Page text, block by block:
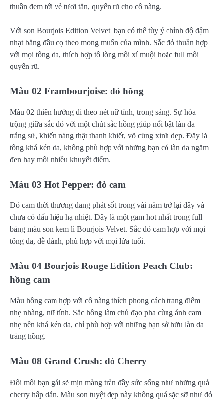
thuần đem tới vẻ tươi tắn, quyến rũ cho cô nàng.
Với son Bourjois Edition Velvet, bạn có thể tùy ý chỉnh độ đậm
nhạt bằng đầu cọ theo mong muốn của mình. Sắc đỏ thuần hợp
với mọi tông da, thích hợp tô lòng môi xí muội hoặc full môi
quyến rũ.
Màu 02 Frambourjoise: đỏ hồng
Màu 02 thiên hướng đi theo nét nữ tính, trong sáng. Sự hòa
trộng giữa sắc đỏ với một chút sắc hồng giúp nổi bật làn da
trắng sứ, khiến nàng thật thanh khiết, vô cùng xinh đẹp. Đây là
tông khá kén da, không phù hợp với những bạn có làn da ngăm
đen hay môi nhiều khuyết điểm.
Màu 03 Hot Pepper: đỏ cam
Đỏ cam thời thương đang phát sốt trong vài năm trở lại đây và
chưa có dấu hiệu hạ nhiệt. Đây là một gam hot nhất trong full
bảng màu son kem lì Bourjois Velvet. Sắc đỏ cam hợp với mọi
tông da, dễ đánh, phù hợp với mọi lứa tuổi.
Màu 04 Bourjois Rouge Edition Peach Club:
hồng cam
Màu hồng cam hợp với cô nàng thích phong cách trang điểm
nhẹ nhàng, nữ tính. Sắc hồng làm chủ đạo pha cùng ánh cam
nhẹ nên khá kén da, chỉ phù hợp với những bạn sở hữu làn da
trắng hồng.
Màu 08 Grand Crush: đỏ Cherry
Đôi môi bạn gái sẽ mịn màng tràn đầy sức sống như những quả
cherry hấp dẫn. Màu son tuyệt đẹp này không quá sặc sỡ như đỏ